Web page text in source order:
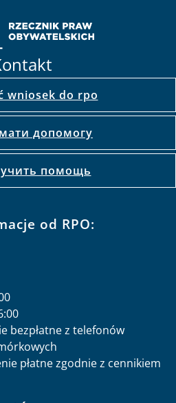
wniosek do rpo
допомогу
помощь
od RPO:
bezpłatne z telefonów
płatne zgodnie z cennikiem